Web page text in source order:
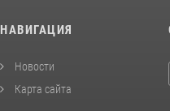
НАВИГАЦИЯ
Новости
Карта сайта